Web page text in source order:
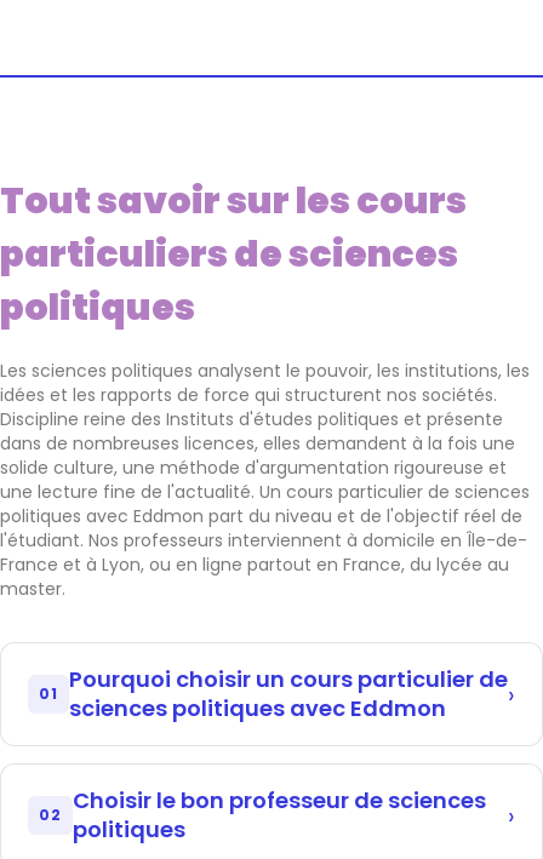
Tout savoir sur les cours
particuliers de sciences
politiques
Les sciences politiques analysent le pouvoir, les institutions, les
idées et les rapports de force qui structurent nos sociétés.
Discipline reine des Instituts d'études politiques et présente
dans de nombreuses licences, elles demandent à la fois une
solide culture, une méthode d'argumentation rigoureuse et
une lecture fine de l'actualité. Un cours particulier de sciences
politiques avec Eddmon part du niveau et de l'objectif réel de
l'étudiant. Nos professeurs interviennent à domicile en Île-de-
France et à Lyon, ou en ligne partout en France, du lycée au
master.
01
Pourquoi choisir un cours particulier de
sciences politiques avec Eddmon
Que ce soit pour préparer l'entrée à Sciences Po ou pour
connaissances en dissertation solide et en
argumentation convaincante. Un cours particulier
02
Choisir le bon professeur de sciences
politiques